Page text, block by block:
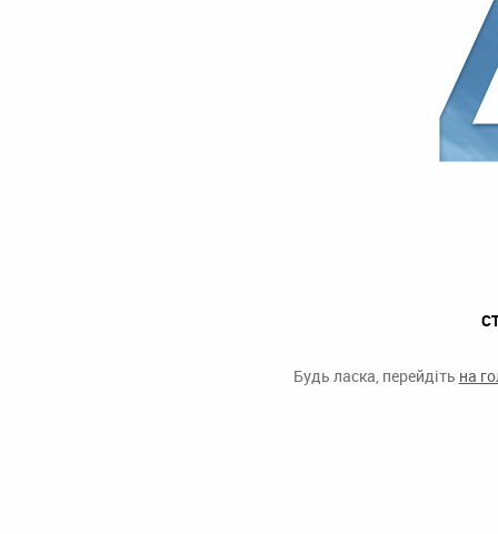
Будь ласка, перейдіть на